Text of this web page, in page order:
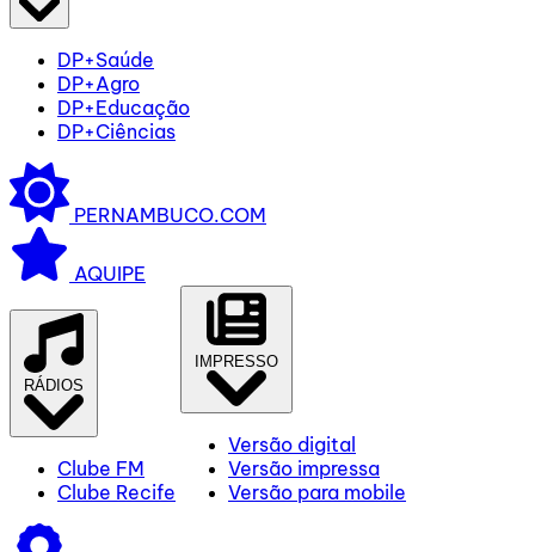
DP+Saúde
DP+Agro
DP+Educação
DP+Ciências
PERNAMBUCO.COM
AQUIPE
RÁDIOS
Clube FM
Clube Recife
IMPRESSO
Versão digital
Versão impressa
Versão para mobile